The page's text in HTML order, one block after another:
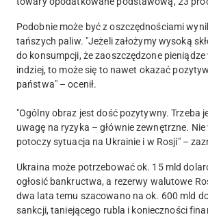
Podobnie może być z oszczędnościami
tańszych paliw. "Jeżeli założymy wysoką
do konsumpcji, że zaoszczędzone
indziej, to może się to nawet okazać
państwa" – ocenił.
"Ogólny obraz jest dość pozytywny. Trzeba
uwagę na ryzyka – głównie zewnętrzne. Nie
potoczy sytuacja na Ukrainie i w Rosji" –
Ukraina może potrzebować ok. 15 mld
ogłosić bankructwa, a rezerwy walutowe
dwa lata temu szacowano na ok. 600 mld
sankcji, taniejącego rubla i konieczności